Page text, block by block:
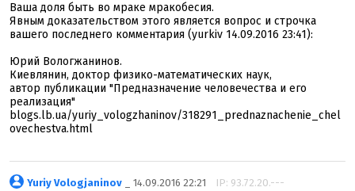
Ваша доля быть во мраке мракобесия.
Явным доказательством этого является вопрос и строчка
вашего последнего комментария (yurkiv 14.09.2016 23:41):
Юрий Вологжанинов.
Киевлянин, доктор физико-математических наук,
автор публикации "Предназначение человечества и его
реализация"
blogs.lb.ua/yuriy_vologzhaninov/318291_prednaznachenie_chel
ovechestva.html
Yuriy Vologjaninov _ 14.09.2016 22:21 IP: 93.72.20.---